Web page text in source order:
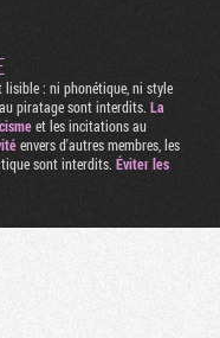
: ni phonétique, ni style
piratage sont interdits. La
et les incitations au
envers d'autres membres, les
sont interdits. Éviter les